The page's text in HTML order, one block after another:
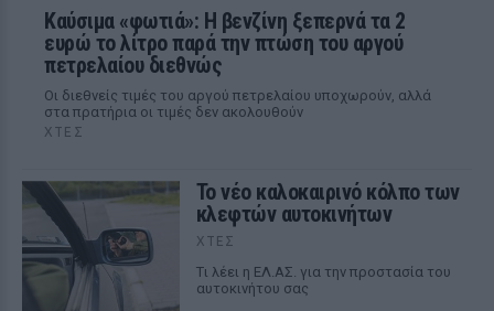
Καύσιμα «φωτιά»: Η βενζίνη ξεπερνά τα 2
ευρώ το λίτρο παρά την πτώση του αργού
πετρελαίου διεθνώς
Οι διεθνείς τιμές του αργού πετρελαίου υποχωρούν, αλλά
στα πρατήρια οι τιμές δεν ακολουθούν
ΧΤΕΣ
Το νέο καλοκαιρινό κόλπο των
κλεφτών αυτοκινήτων
ΧΤΕΣ
Tι λέει η ΕΛ.ΑΣ. για την προστασία του
αυτοκινήτου σας